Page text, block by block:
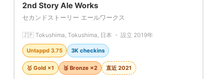
2nd Story Ale Works
セカンドストーリー エールワークス
🇯🇵 Tokushima, Tokushima, 日本 ・ 設立 2019年
Untappd 3.75 3K checkins
🥇 Gold ×1 🥉 Bronze ×2 直近 2021